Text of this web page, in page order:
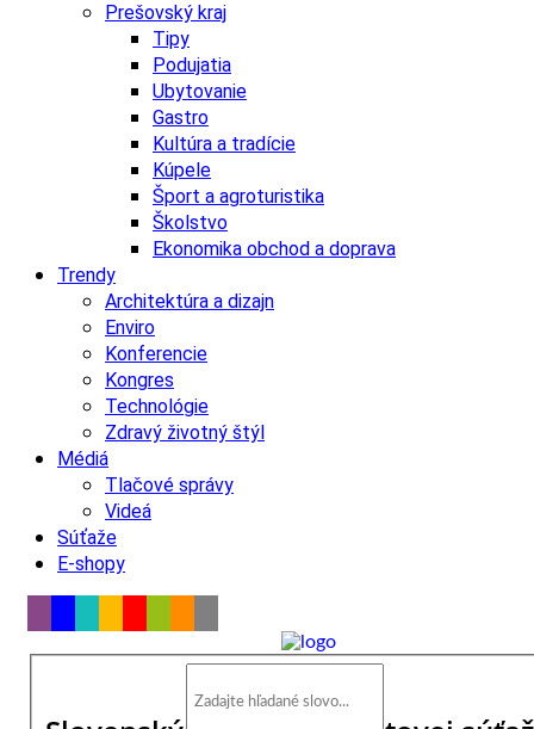
Prešovský kraj
Tipy
Podujatia
Ubytovanie
Gastro
Kultúra a tradície
Kúpele
Šport a agroturistika
Školstvo
Ekonomika obchod a doprava
Trendy
Architektúra a dizajn
Enviro
Konferencie
Kongres
Technológie
Zdravý životný štýl
Médiá
Tlačové správy
Videá
Súťaže
E-shopy